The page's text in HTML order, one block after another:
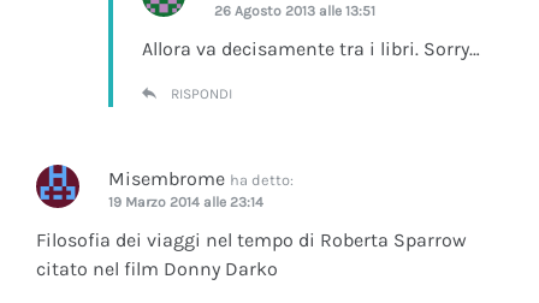
26 Agosto 2013 alle 13:51
Allora va decisamente tra i libri. Sorry…
RISPONDI
Misembrome ha detto:
19 Marzo 2014 alle 23:14
Filosofia dei viaggi nel tempo di Roberta Sparrow
citato nel film Donny Darko